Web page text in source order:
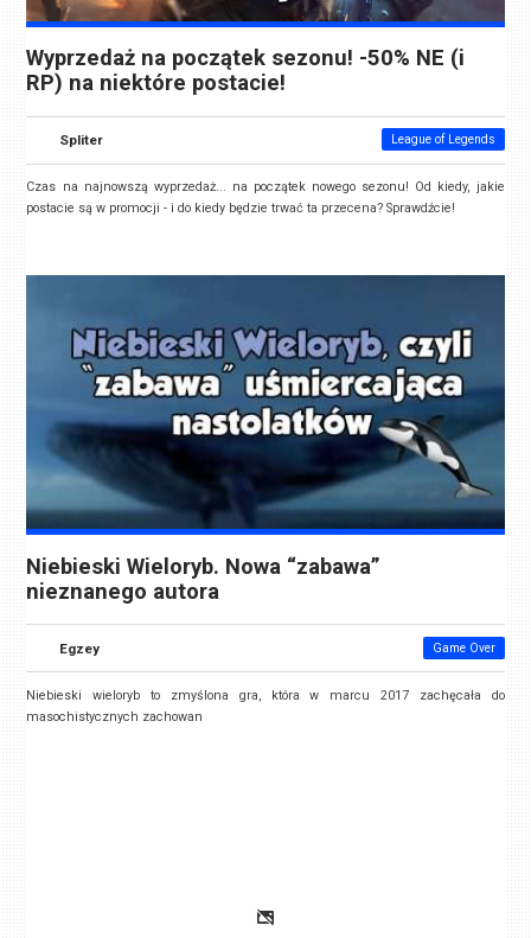
Wyprzedaż na początek sezonu! -50% NE (i
RP) na niektóre postacie!
Spliter League of Legends
Czas na najnowszą wyprzedaż... na początek nowego sezonu! Od kiedy, jakie
postacie są w promocji - i do kiedy będzie trwać ta przecena? Sprawdźcie!
Niebieski Wieloryb. Nowa “zabawa”
nieznanego autora
Egzey Game Over
Niebieski wieloryb to zmyślona gra, która w marcu 2017 zachęcała do
masochistycznych zachowan